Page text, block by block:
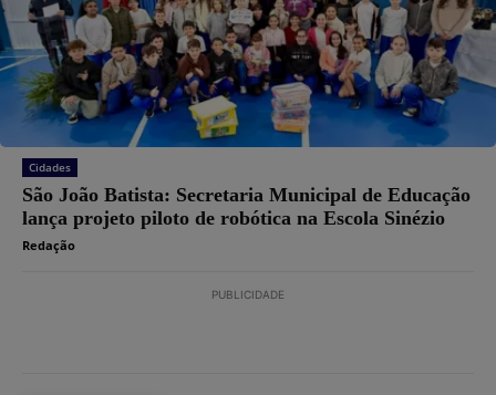
Cidades
São João Batista: Secretaria Municipal de Educação
lança projeto piloto de robótica na Escola Sinézio
Redação
PUBLICIDADE